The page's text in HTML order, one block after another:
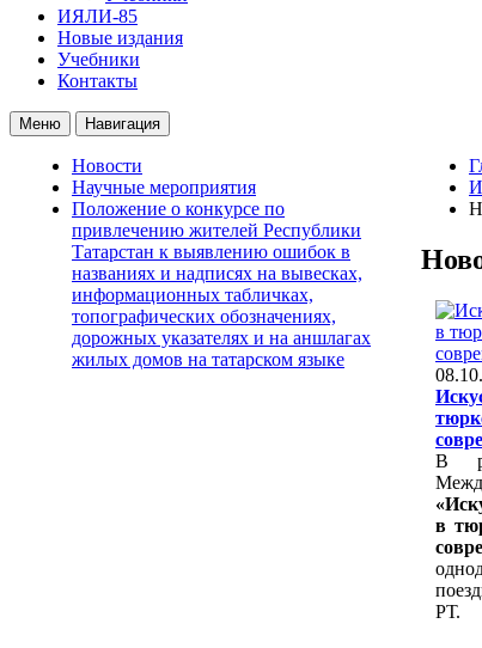
ИЯЛИ-85
Новые издания
Учебники
Контакты
Меню Навигация
Новости
Научные мероприятия
Положение о конкурсе по
привлечению жителей Республики
Татарстан к выявлению ошибок в
названиях и надписях на вывесках,
информационных табличках,
топографических обозначениях,
дорожных указателях и на аншлагах
жилых домов на татарском языке
В
в
РТ.